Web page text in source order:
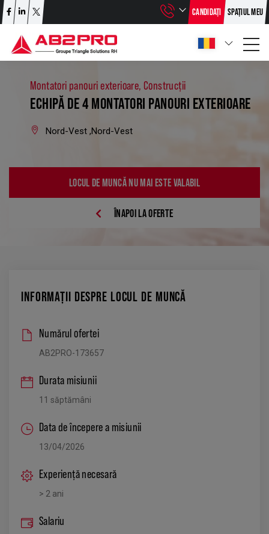
CANDIDAȚI SPAȚIUL MEU
Montatori panouri exterioare, Construcții
ECHIPĂ DE 4 MONTATORI PANOURI EXTERIOARE
Nord-Vest ,Nord-Vest
LOCUL DE MUNCĂ NU MAI ESTE VALABIL
ÎNAPOI LA OFERTE
INFORMAȚII DESPRE LOCUL DE MUNCĂ
Numărul ofertei
AB2PRO-173657
Durata misiunii
11 săptămâni
Data de începere a misiunii
13/04/2026
Experiență necesară
> 2 ani
Salariu